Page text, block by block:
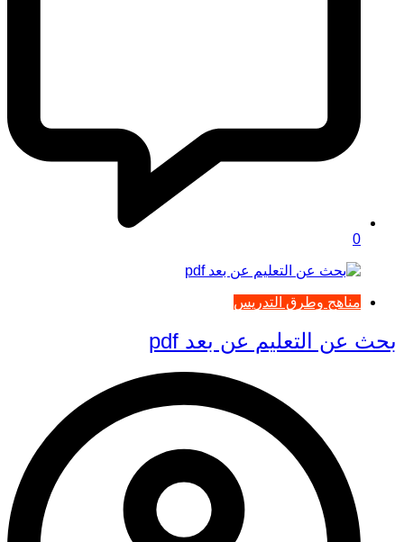
0
مناهج وطرق التدريس
بحث عن التعليم عن بعد pdf